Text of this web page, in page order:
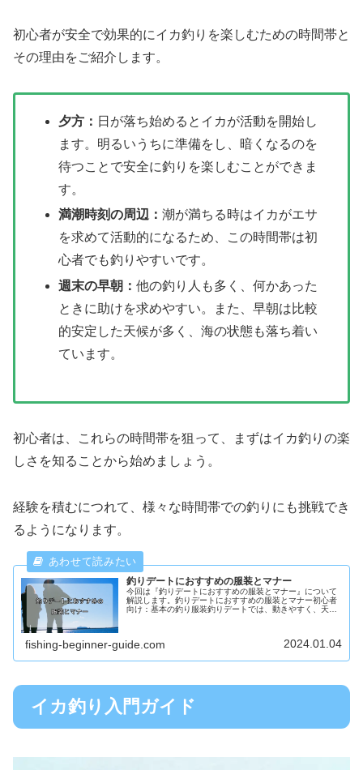
初心者が安全で効果的にイカ釣りを楽しむための時間帯と
その理由をご紹介します。
夕方： 日が落ち始めるとイカが活動を開始し
ます。明るいうちに準備をし、暗くなるのを
待つことで安全に釣りを楽しむことができま
す。
満潮時刻の周辺：潮が満ちる時はイカがエサ
を求めて活動的になるため、この時間帯は初
心者でも釣りやすいです。
週末の早朝：他の釣り人も多く、何かあった
ときに助けを求めやすい。また、早朝は比較
的安定した天候が多く、海の状態も落ち着い
ています。
初心者は、これらの時間帯を狙って、まずはイカ釣りの楽
しさを知ることから始めましょう。
経験を積むにつれて、様々な時間帯での釣りにも挑戦でき
るようになります。
釣りデートにおすすめの服装とマナー
今回は『釣りデートにおすすめの服装とマナー』について
解説します。釣りデートにおすすめの服装とマナー初心者
向け：基本の釣り服装釣りデートでは、動きやすく、天候
fishing-beginner-guide.com 2024.01.04
イカ釣り入門ガイド